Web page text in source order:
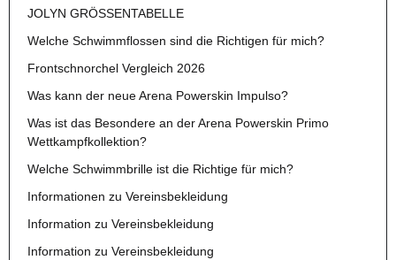
JOLYN GRÖSSENTABELLE
Welche Schwimmflossen sind die Richtigen für mich?
Frontschnorchel Vergleich 2026
Was kann der neue Arena Powerskin Impulso?
Was ist das Besondere an der Arena Powerskin Primo
Wettkampfkollektion?
Welche Schwimmbrille ist die Richtige für mich?
Informationen zu Vereinsbekleidung
Information zu Vereinsbekleidung
Information zu Vereinsbekleidung